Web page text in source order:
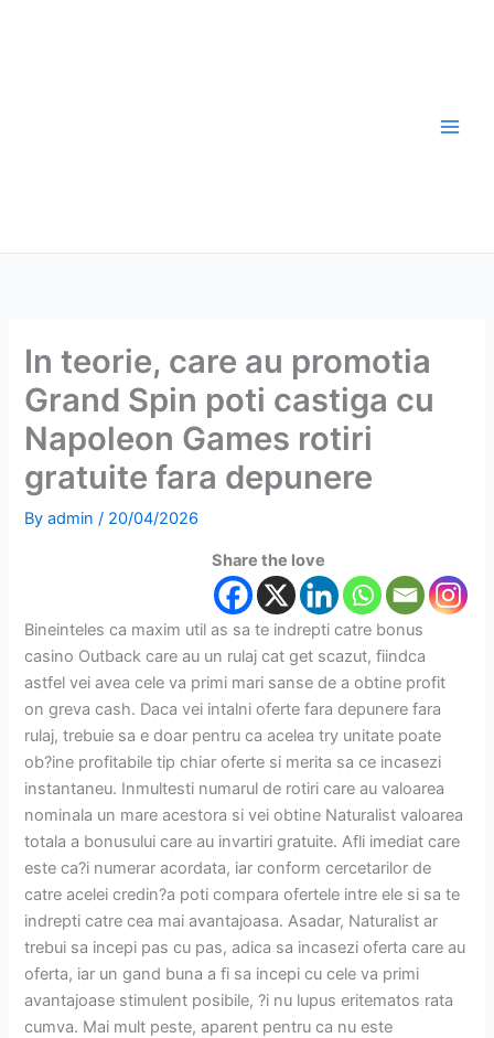
In teorie, care au promotia
Grand Spin poti castiga cu
Napoleon Games rotiri
gratuite fara depunere
Byadmin/ 20/04/2026
Share the love
Bineinteles ca maxim util as sa te indrepti catre bonus
casino Outback care au un rulaj cat get scazut, fiindca
astfel vei avea cele va primi mari sanse de a obtine profit
on greva cash. Daca vei intalni oferte fara depunere fara
rulaj, trebuie sa e doar pentru ca acelea try unitate poate
ob?ine profitabile tip chiar oferte si merita sa ce incasezi
instantaneu. Inmultesti numarul de rotiri care au valoarea
nominala un mare acestora si vei obtine Naturalist valoarea
totala a bonusului care au invartiri gratuite. Afli imediat care
este ca?i numerar acordata, iar conform cercetarilor de
catre acelei credin?a poti compara ofertele intre ele si sa te
indrepti catre cea mai avantajoasa. Asadar, Naturalist ar
trebui sa incepi pas cu pas, adica sa incasezi oferta care au
oferta, iar un gand buna a fi sa incepi cu cele va primi
avantajoase stimulent posibile, ?i nu lupus eritematos rata
cumva. Mai mult peste, aparent pentru ca nu este